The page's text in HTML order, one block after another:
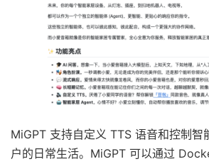
MiGPT 支持自定义 TTS 语音和控制智
户的日常生活。MiGPT 可以通过